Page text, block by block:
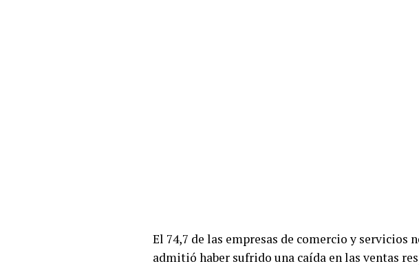
El 74,7 de las empresas de comercio y servicios
admitió haber sufrido una caída en las ventas